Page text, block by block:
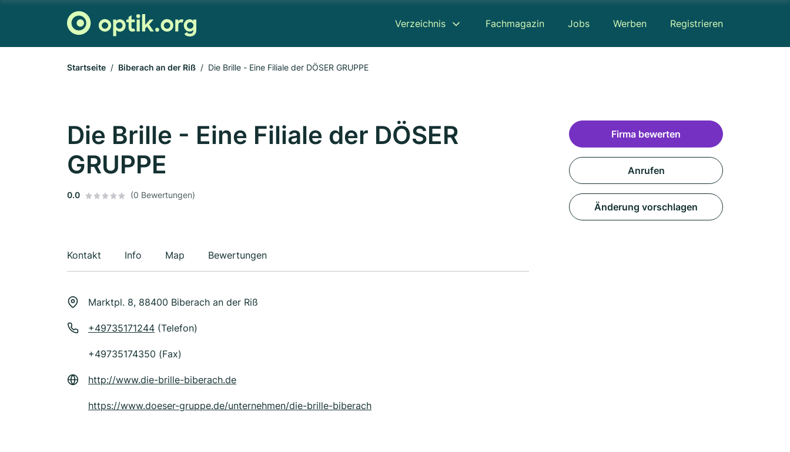
Verzeichnis Fachmagazin Jobs Werben Registrieren
Startseite Biberach an der Riß Die Brille - Eine Filiale der DÖSER GRUPPE
Die Brille - Eine Filiale der DÖSER
GRUPPE
0.0 (0 Bewertungen)
Kontakt Info Map Bewertungen
Marktpl. 8, 88400 Biberach an der Riß
+49735171244 (Telefon)
+49735174350 (Fax)
http://www.die-brille-biberach.de
https://www.doeser-gruppe.de/unternehmen/die-brille-biberach
Firma bewerten
Anrufen
Änderung vorschlagen